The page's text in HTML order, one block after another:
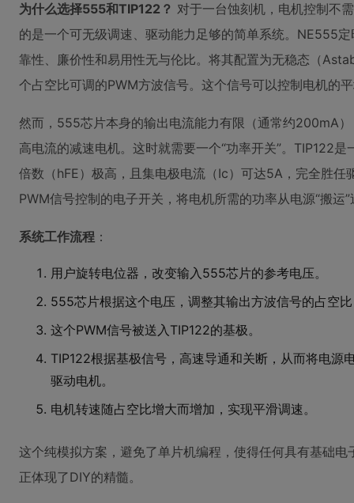
为什么选择555和TIP122？ 对于一台蚀刻机，电机控制不
的是一个可无级调速、驱动能力足够的简单系统。NE555
靠性、廉价性和易用性无与伦比。将其配置为无稳态（
个占空比可调的PWM方波信号。这个信号可以控制电机的
然而，555芯片本身的输出电流能力有限（通常约200mA
高电流的减速电机。这时就需要一个“功率开关”。TIP122
倍数（hFE）极高，且集电极电流（Ic）可达5A，完全胜任
PWM信号控制的电子开关，将电机所需的功率从电源“搬运”
系统工作流程 ：
用户旋转电位器，改变输入555芯片的参考电压。
555芯片根据这个电压，调整其输出方波信号的占空
这个PWM信号被送入TIP122的基极。
TIP122根据基极信号，高速导通和关断，从而将电源
驱动电机。
电机转速随占空比增大而增加，实现平滑调速。
这个纯模拟方案，避免了单片机编程，使得任何具有基础
正体现了DIY的精髓。